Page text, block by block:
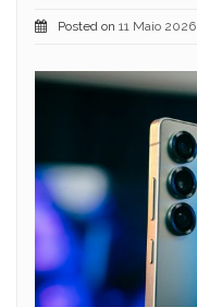
Posted on 11 Maio 2026